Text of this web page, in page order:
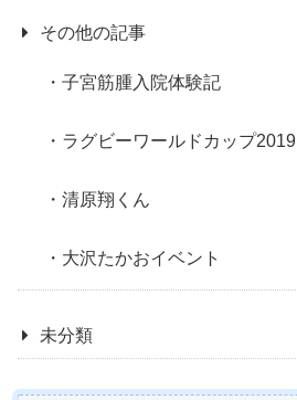
その他の記事
子宮筋腫入院体験記
ラグビーワールドカップ2019
清原翔くん
大沢たかおイベント
未分類